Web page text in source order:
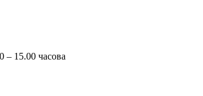
– 15.00 часова